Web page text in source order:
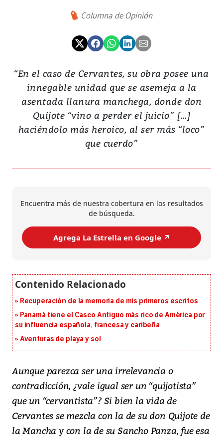
Columna de Opinión
“En el caso de Cervantes, su obra posee una
innegable unidad que se asemeja a la
asentada llanura manchega, donde don
Quijote “vino a perder el juicio” […]
haciéndolo más heroico, al ser más “loco”
que cuerdo”
Encuentra más de nuestra cobertura en los resultados
de búsqueda.
Agrega La Estrella en Google ↗️
Recuperación de la memoria de mis primeros escritos
Panamá tiene el Casco Antiguo más rico de América por
su influencia española, francesa y caribeña
Aventuras de playa y sol
Aunque parezca ser una irrelevancia o
contradicción, ¿vale igual ser un “quijotista”
que un “cervantista”? Si bien la vida de
Cervantes se mezcla con la de su don Quijote de
la Mancha y con la de su Sancho Panza, fue esa